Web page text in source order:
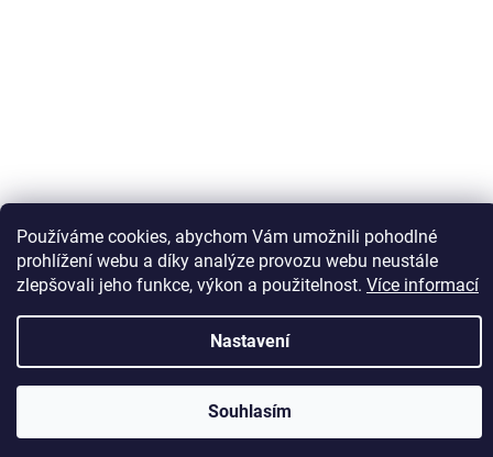
Používáme cookies, abychom Vám umožnili pohodlné
prohlížení webu a díky analýze provozu webu neustále
zlepšovali jeho funkce, výkon a použitelnost. Více informací
Nastavení
Souhlasím
Sledovat na Instagramu
Vytvořil Shoptet